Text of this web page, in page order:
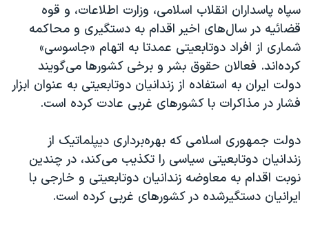
سپاه پاسداران انقلاب اسلامی، وزارت اطلاعات، و قوه
قضائیه در سال‌های اخیر اقدام به دستگیری و محاکمه
شماری از افراد دوتابعیتی عمدتا به اتهام «جاسوسی»
کرده‌اند. فعالان حقوق بشر و برخی کشورها می‌گویند
دولت ایران به استفاده از زندانیان دوتابعیتی به عنوان ابزار
فشار در مذاکرات با کشورهای غربی عادت کرده است.
دولت جمهوری اسلامی که بهره‌برداری دیپلماتیک از
زندانیان دوتابعیتی سیاسی را تکذیب می‌کند، در چندین
نوبت اقدام به معاوضه زندانیان دوتابعیتی و خارجی با
ایرانیان دستگیرشده در کشورهای غربی کرده است.